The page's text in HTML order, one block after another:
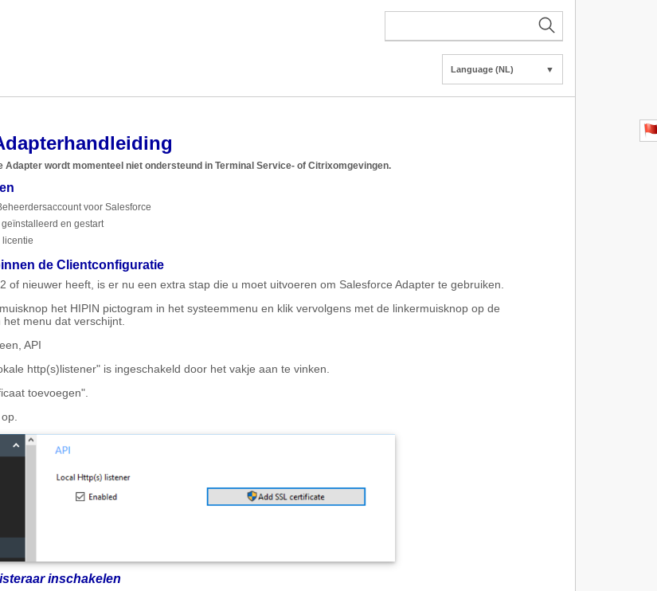
Language (NL) ▼
Adapter wordt momenteel niet ondersteund in Terminal Service- of Citrixomgevingen.
voor Salesforce
en gestart
licentie
de Clientconfiguratie
of nieuwer heeft, is er nu een extra stap die u moet uitvoeren om Salesforce Adapter te gebruiken.
het HIPIN pictogram in het systeemmenu en klik vervolgens met de linkermuisknop op de
menu dat verschijnt.
API
http(s)listener" is ingeschakeld door het vakje aan te vinken.
toevoegen".
inschakelen